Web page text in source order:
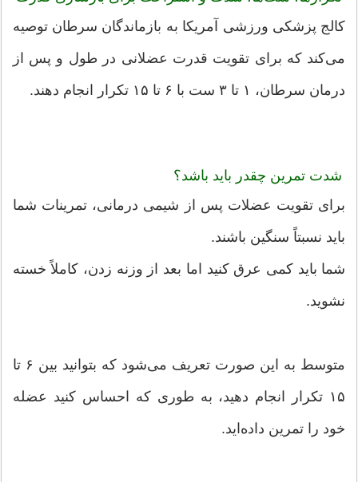
کالج پزشکی ورزشی آمریکا به بازماندگان سرطان توصیه
می‌کند که برای تقویت قدرت عضلانی در طول و پس از
درمان سرطان، ۱ تا ۳ ست با ۶ تا ۱۵ تکرار انجام دهند.
شدت تمرین چقدر باید باشد؟
برای تقویت عضلات پس از شیمی درمانی، تمرینات شما
باید نسبتاً سنگین باشند.
شما باید کمی عرق کنید اما بعد از وزنه زدن، کاملاً خسته
نشوید.
متوسط ​​به این صورت تعریف می‌شود که بتوانید بین ۶ تا
۱۵ تکرار انجام دهید، به طوری که احساس کنید عضله
خود را تمرین داده‌اید.